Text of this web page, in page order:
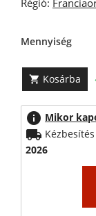
Régió:
Mennyiség
 Kosárba
info Mikor
local_shipping
2026